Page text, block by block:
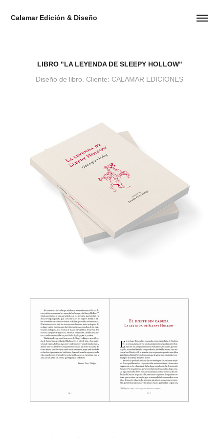
Calamar Edición & Diseño
LIBRO "LA LEYENDA DE SLEEPY HOLLOW"
Diseño de libro. Cliente: CALAMAR EDICIONES